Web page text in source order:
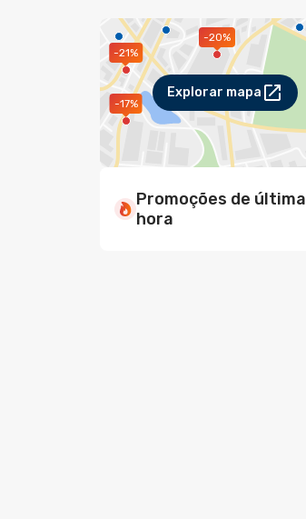
-20%
-21%
-17%
Explorar mapa
Promoções de última
hora